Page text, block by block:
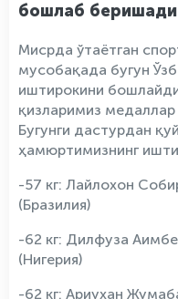
бошлаб беришади
Мисрда ўтаётган
мусобақада бугун
иштирокини
қизларимиз
Бугунги дастурдан
ҳамюртимизнинг
-57 кг: Лайлохон
(Бразилия)
-62 кг: Дилфуза
(Нигерия)
-62 кг: Ариухан